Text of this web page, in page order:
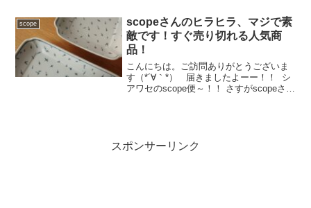
パーセールなんですねぇ。。。いや～、
ほんまに...
scope
scopeさんのヒラヒラ、マジで素
敵です！すぐ売り切れる人気商
品！
こんにちは。ご訪問ありがとうございま
す（*´∀｀*） 届きましたよーー！！ シ
アワセのscope便～！！ さすがscopeさ
スポンサーリンク